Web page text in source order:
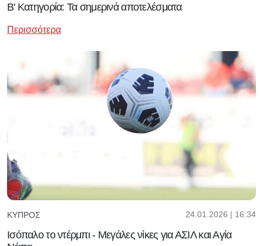
Β' Κατηγορία: Τα σημερινά αποτελέσματα
Περισσότερα
ΚΎΠΡΟΣ 24.01.2026 | 16:34
Ισόπαλο το ντέρμπι - Μεγάλες νίκες για ΑΣΙΛ και Αγία